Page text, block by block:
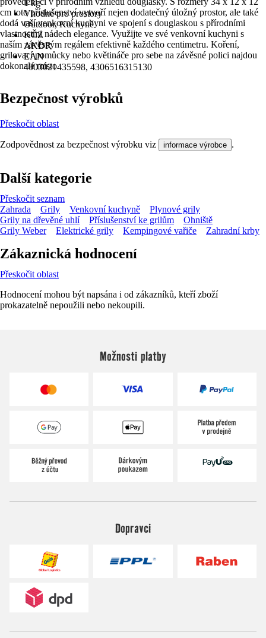
1 kg
Vhodné pro prostory
Outdoor, Kuchyně
KČZ
AKDR
EAN
4003021435598, 4306516315130
cm toto příslušenství vytvoří nejen dodatečný úložný prostor, ale také
dodá vaší venkovní kuchyni ve spojení s douglaskou s přírodními
vlastnostmi nádech elegance. Využijte ve své venkovní kuchyni s
naším závěsným regálem efektivně každého centimetru. Koření,
grilovací pomůcky nebo květináče pro sebe na závěsné polici najdou
dokonalé místo.
Bezpečnost výrobků
Přeskočit oblast
Zodpovědnost za bezpečnost výrobku viz informace výrobce .
Další kategorie
Přeskočit seznam
Zahrada
Grily Venkovní kuchyně
Plynové grily
Grily na dřevěné uhlí
Příslušenství ke grilům
Ohniště
Grily Weber
Elektrické grily Kempingové vařiče Zahradní krby
Zákaznická hodnocení
Přeskočit oblast
Hodnocení mohou být napsána i od zákazníků, kteří zboží
prokazatelně nepoužili nebo nekoupili.
Možnosti platby
Dopravci